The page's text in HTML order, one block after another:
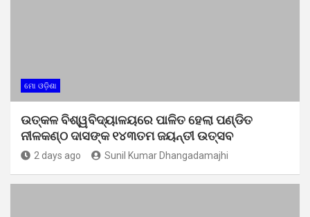
ମୋ ଓଡ଼ିଶା
ଉତ୍କଳ ବିଶ୍ୱବିଦ୍ୟାଳୟରେ ପାଳିତ ହେଲା ପଣ୍ଡିତ
ନୀଳକଣ୍ଠ ଦାସଙ୍କ ୧୪୩ତମ ଜୟନ୍ତୀ ଉତ୍ସବ
2 days ago Sunil Kumar Dhangadamajhi